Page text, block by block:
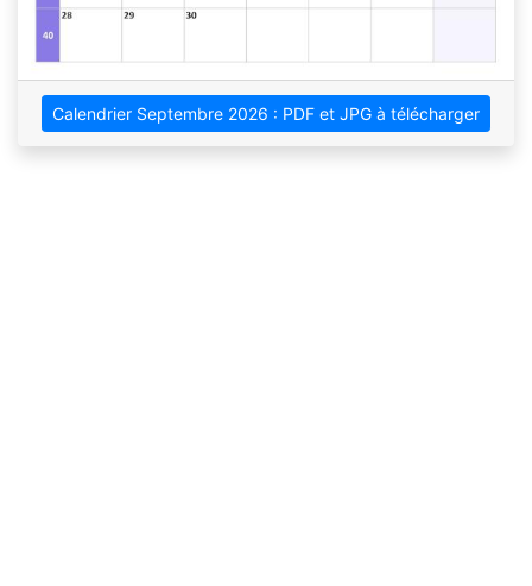
Calendrier Septembre 2026 : PDF et JPG à télécharger